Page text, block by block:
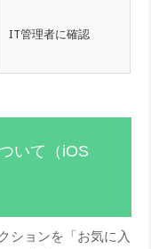
IT管理者に確認
いて（iOS
ションを「お気に入